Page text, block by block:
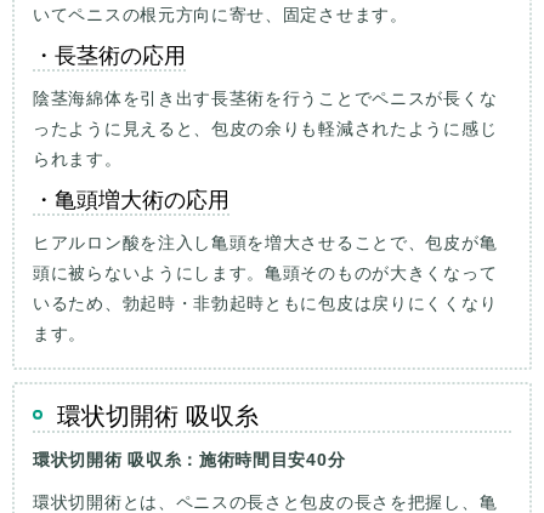
いてペニスの根元方向に寄せ、固定させます。
・長茎術の応用
陰茎海綿体を引き出す長茎術を行うことでペニスが長くな
ったように見えると、包皮の余りも軽減されたように感じ
られます。
・亀頭増大術の応用
ヒアルロン酸を注入し亀頭を増大させることで、包皮が亀
頭に被らないようにします。亀頭そのものが大きくなって
いるため、勃起時・非勃起時ともに包皮は戻りにくくなり
ます。
環状切開術 吸収糸
環状切開術 吸収糸：施術時間目安40分
環状切開術とは、ペニスの長さと包皮の長さを把握し、亀